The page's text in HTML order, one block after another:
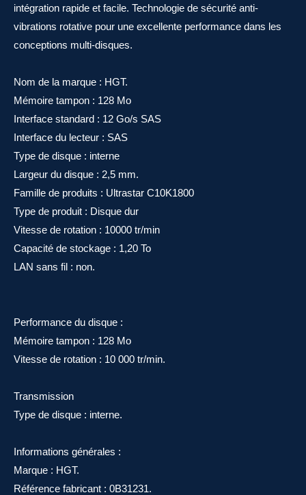
intégration rapide et facile. Technologie de sécurité anti-
vibrations rotative pour une excellente performance dans les
conceptions multi-disques.
Nom de la marque : HGT.
Mémoire tampon : 128 Mo
Interface standard : 12 Go/s SAS
Interface du lecteur : SAS
Type de disque : interne
Largeur du disque : 2,5 mm.
Famille de produits : Ultrastar C10K1800
Type de produit : Disque dur
Vitesse de rotation : 10000 tr/min
Capacité de stockage : 1,20 To
LAN sans fil : non.
Performance du disque :
Mémoire tampon : 128 Mo
Vitesse de rotation : 10 000 tr/min.
Transmission
Type de disque : interne.
Informations générales :
Marque : HGT.
Référence fabricant : 0B31231.